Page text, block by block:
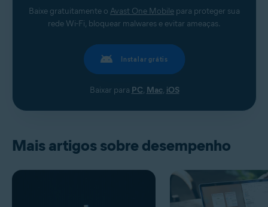
Baixe gratuitamente o Avast One Mobile para proteger sua
rede Wi-Fi, bloquear malwares e evitar ameaças.
Instalar grátis
Baixar para PC, Mac, iOS
Mais artigos sobre desempenho